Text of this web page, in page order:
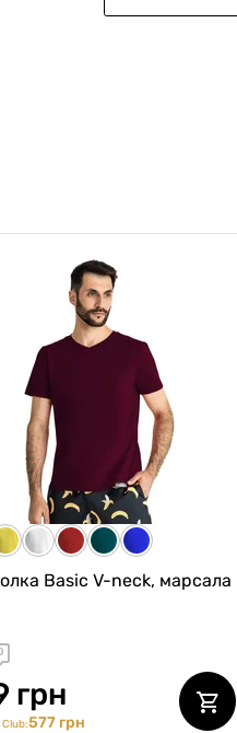
спортивної білизни з
та штанів, Thermal
грн
Club:2803 грн
Basic V-neck, марсала
грн
Club:577 грн